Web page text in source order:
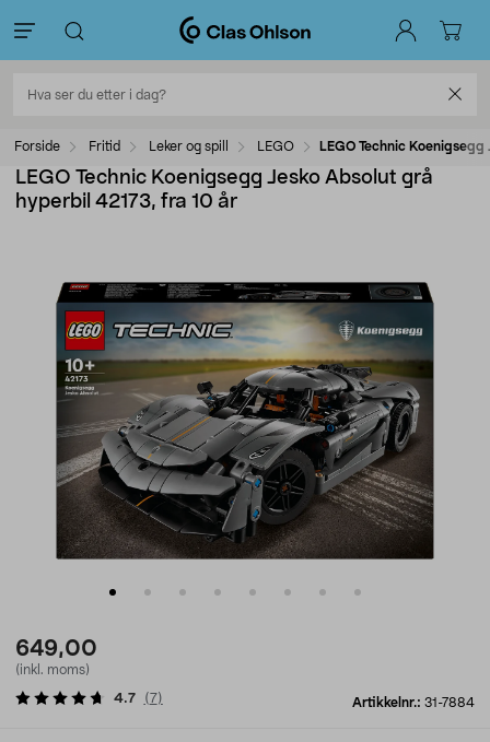
Forside Fritid Leker og spill LEGO LEGO Technic
LEGO Technic Koenigsegg Jesko Absolut grå
hyperbil 42173, fra 10 år
649,00
(inkl. moms)
Artikkelnr.: 31-7884
4.7 (7)